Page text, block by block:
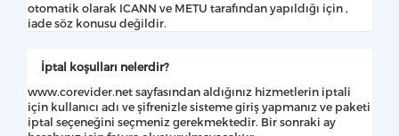
otomatik olarak ICANN ve METU tarafından yapıldığı için ,
iade söz konusu değildir.
İptal koşulları nelerdir?
www.corevider.net sayfasından aldığınız hizmetlerin iptali
için kullanıcı adı ve şifrenizle sisteme giriş yapmanız ve paketi
iptal seçeneğini seçmeniz gerekmektedir. Bir sonraki ay